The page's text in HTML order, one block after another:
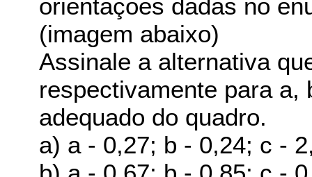
orientações dadas no
(imagem abaixo)
Assinale a alternativa
respectivamente para a,
adequado do quadro.
a) a - 0,27; b - 0,24; c -